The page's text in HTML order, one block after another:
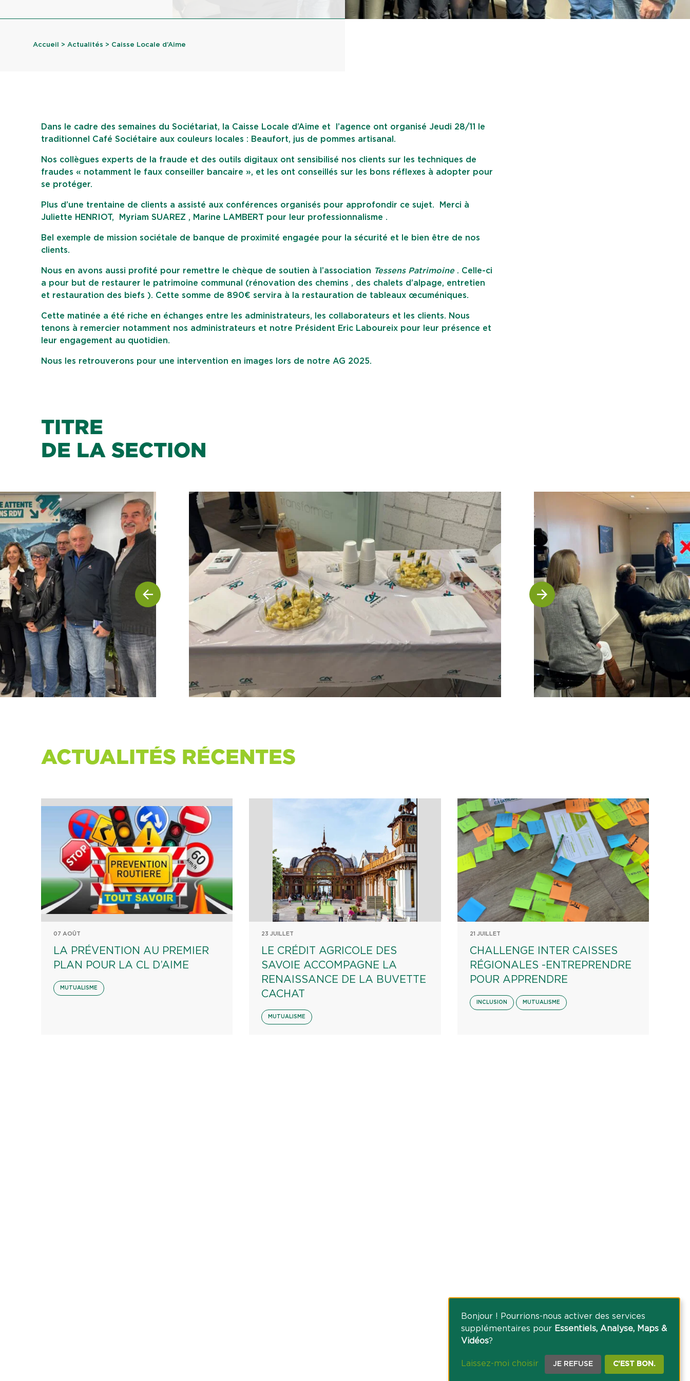
Bonjour ! Pourrions-nous activer des services
supplémentaires pour Essentiels, Analyse, Maps &
Vidéos?
Laissez-moi choisir JE REFUSE C'EST BON.
Accueil > Actualités > Caisse Locale d’Aime
Dans le cadre des semaines du Sociétariat, la Caisse Locale d’Aime et l’agence ont organisé Jeudi 28/11 le
traditionnel Café Sociétaire aux couleurs locales : Beaufort, jus de pommes artisanal.
Nos collègues experts de la fraude et des outils digitaux ont sensibilisé nos clients sur les techniques de
fraudes « notamment le faux conseiller bancaire », et les ont conseillés sur les bons réflexes à adopter pour
se protéger.
Plus d’une trentaine de clients a assisté aux conférences organisés pour approfondir ce sujet. Merci à
Juliette HENRIOT, Myriam SUAREZ , Marine LAMBERT pour leur professionnalisme .
Bel exemple de mission sociétale de banque de proximité engagée pour la sécurité et le bien être de nos
clients.
Nous en avons aussi profité pour remettre le chèque de soutien à l’association Tessens Patrimoine. Celle-ci
a pour but de restaurer le patrimoine communal (rénovation des chemins , des chalets d’alpage, entretien
et restauration des biefs ). Cette somme de 890€ servira à la restauration de tableaux œcuméniques.
Cette matinée a été riche en échanges entre les administrateurs, les collaborateurs et les clients. Nous
tenons à remercier notamment nos administrateurs et notre Président Eric Laboureix pour leur présence et
leur engagement au quotidien.
Nous les retrouverons pour une intervention en images lors de notre AG 2025.
TITRE
DE LA SECTION
ACTUALITÉS RÉCENTES
07 AOÛT
LA PRÉVENTION AU PREMIER
PLAN POUR LA CL D’AIME
MUTUALISME
23 JUILLET
LE CRÉDIT AGRICOLE DES
SAVOIE ACCOMPAGNE LA
RENAISSANCE DE LA BUVETTE
CACHAT
MUTUALISME
21 JUILLET
CHALLENGE INTER CAISSES
RÉGIONALES -ENTREPRENDRE
POUR APPRENDRE
INCLUSION MUTUALISME